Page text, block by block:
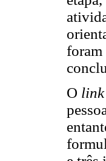
foram
O link